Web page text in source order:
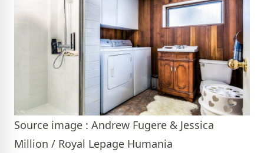
Source image : Andrew Fugere & Jessica
Million / Royal Lepage Humania